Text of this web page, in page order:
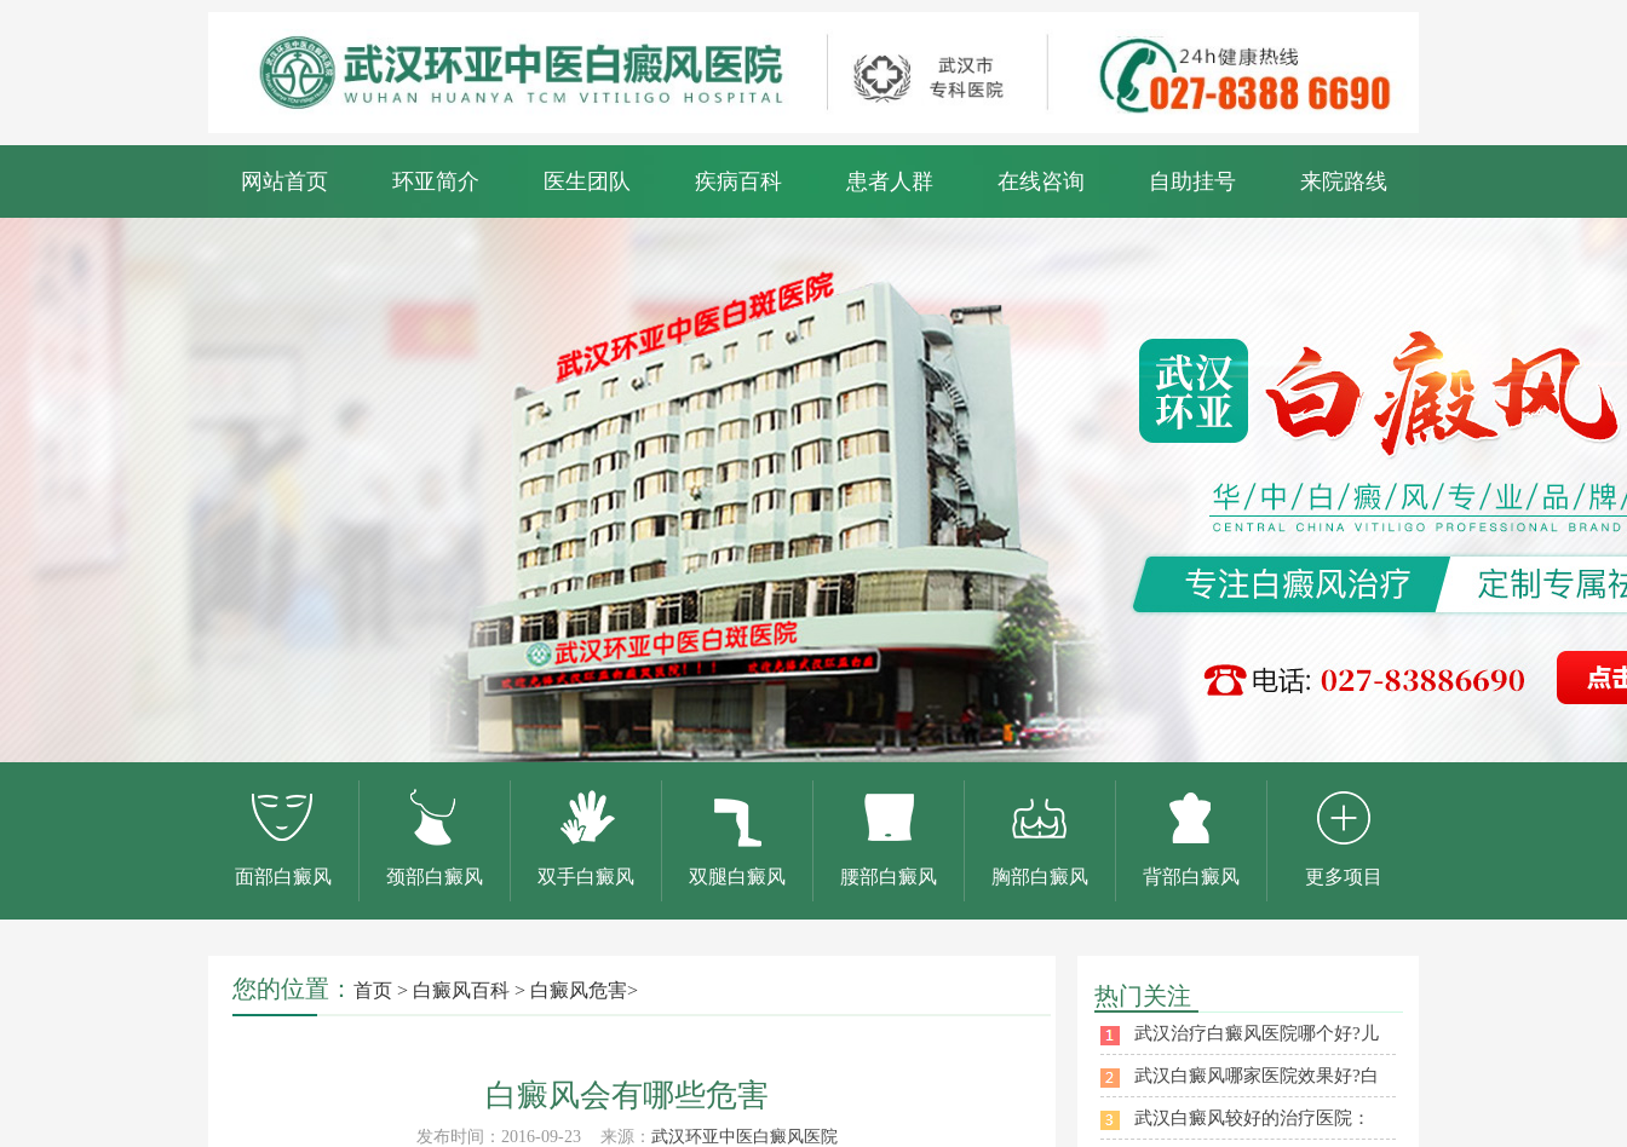
网站首页 环亚简介 医生团队 疾病百科 患者人群 在线咨询 自助挂号 来院路线
面部白癜风 颈部白癜风 双手白癜风 双腿白癜风 腰部白癜风 胸部白癜风 背部白癜风 更多项目
您的位置： 首页 > 白癜风百科 > 白癜风危害>
白癜风会有哪些危害
发布时间：2016-09-23 来源： 武汉环亚中医白癜风医院
热门关注
武汉治疗白癜风医院哪个好?儿
武汉白癜风哪家医院效果好?白
武汉白癜风较好的治疗医院：